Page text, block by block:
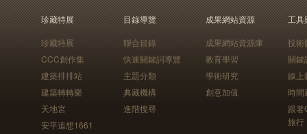
珍藏特展
珍藏特展
CCC創作集
建築排排站
建築轉轉樂
天地宮
安平追想1661
目錄導覽
聯合目錄
快速關鍵詞導覽
主題分類
典藏機構
進階搜尋
成果網站資源
成果網站資源庫
教育學習
學術研究
創意加值
工具
技術
關鍵
線上
時間
跟
旅行